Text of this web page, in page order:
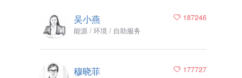
187246
吴小燕
能源 / 环境 / 自助服务
177727
穆晓菲